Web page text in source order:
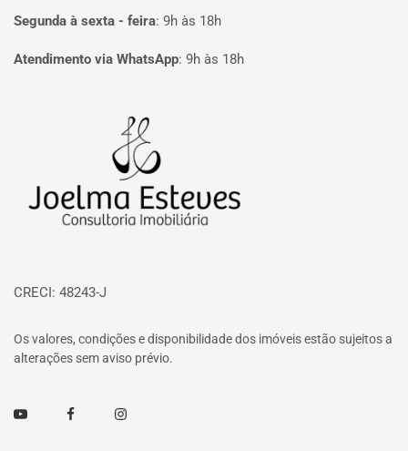
Segunda à sexta - feira: 9h às 18h
Atendimento via WhatsApp: 9h às 18h
CRECI: 48243-J
Os valores, condições e disponibilidade dos imóveis estão sujeitos a
alterações sem aviso prévio.
Youtube FacebookInstagram